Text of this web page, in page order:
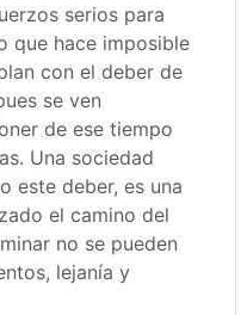
serios para
que hace imposible
con el deber de
se ven
de ese tiempo
Una sociedad
este deber, es una
el camino del
no se pueden
lejanía y